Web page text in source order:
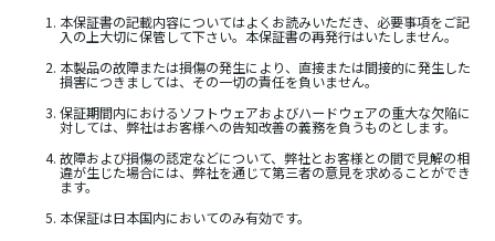
本保証書の記載内容についてはよくお読みいただき、必要事項をご記
入の上大切に保管して下さい。本保証書の再発行はいたしません。
本製品の故障または損傷の発生により、直接または間接的に発生した
損害につきましては、その一切の責任を負いません。
保証期間内におけるソフトウェアおよびハードウェアの重大な欠陥に
対しては、弊社はお客様への告知改善の義務を負うものとします。
故障および損傷の認定などについて、弊社とお客様との間で見解の相
違が生じた場合には、弊社を通じて第三者の意見を求めることができ
ます。
本保証は日本国内においてのみ有効です。